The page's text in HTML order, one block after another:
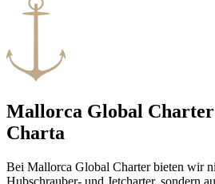
Mallorca Global
Charta
Bei Mallorca Global Charter bieten wir
Hubschrauber- und Jetcharter, sondern